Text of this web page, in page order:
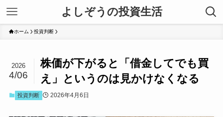
よしぞうの投資生活
ホーム 投資判断
株価が下がると「借金してでも買
え」というのは見かけなくなる
2026
4/06
投資判断 2026年4月6日